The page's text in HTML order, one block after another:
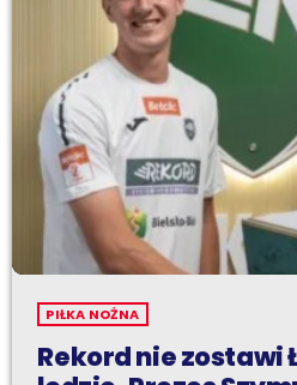
PIŁKA NOŻNA
Rekord nie zostawi